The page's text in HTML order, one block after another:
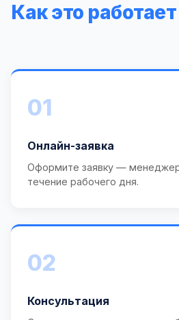
Как это работает
01
Онлайн-заявка
Оформите заявку —
течение рабочего дня.
02
Консультация